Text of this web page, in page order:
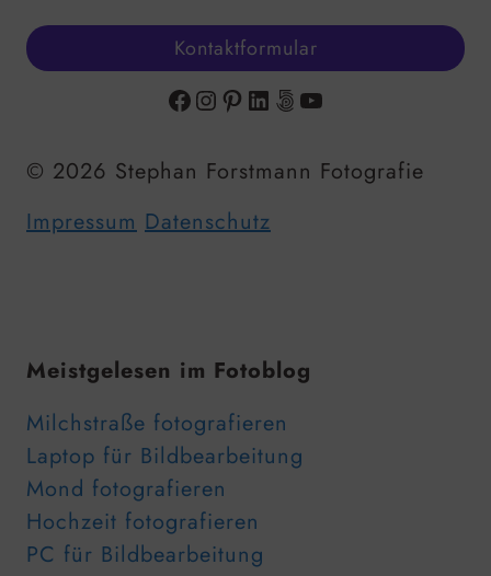
Kontaktformular
Facebook
Instagram
Pinterest
LinkedIn
500px
YouTube
© 2026 Stephan Forstmann Fotografie
Impressum Datenschutz
Meistgelesen im Fotoblog
Milchstraße fotografieren
Laptop für Bildbearbeitung
Mond fotografieren
Hochzeit fotografieren
PC für Bildbearbeitung